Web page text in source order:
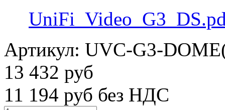
Артикул: UVC-G3-
13 432 руб
11 194 руб без НДС